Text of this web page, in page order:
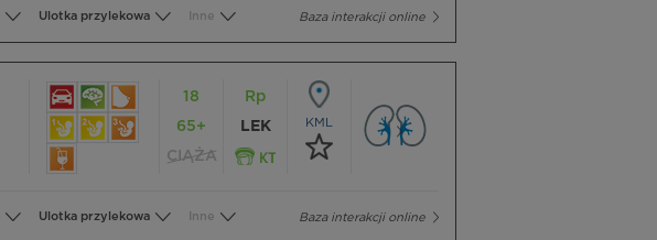
Baza interakcji online
Ulotka przylekowa Inne
18
65+
CIĄŻA
Rp
LEK
KML
Baza interakcji online
Ulotka przylekowa Inne